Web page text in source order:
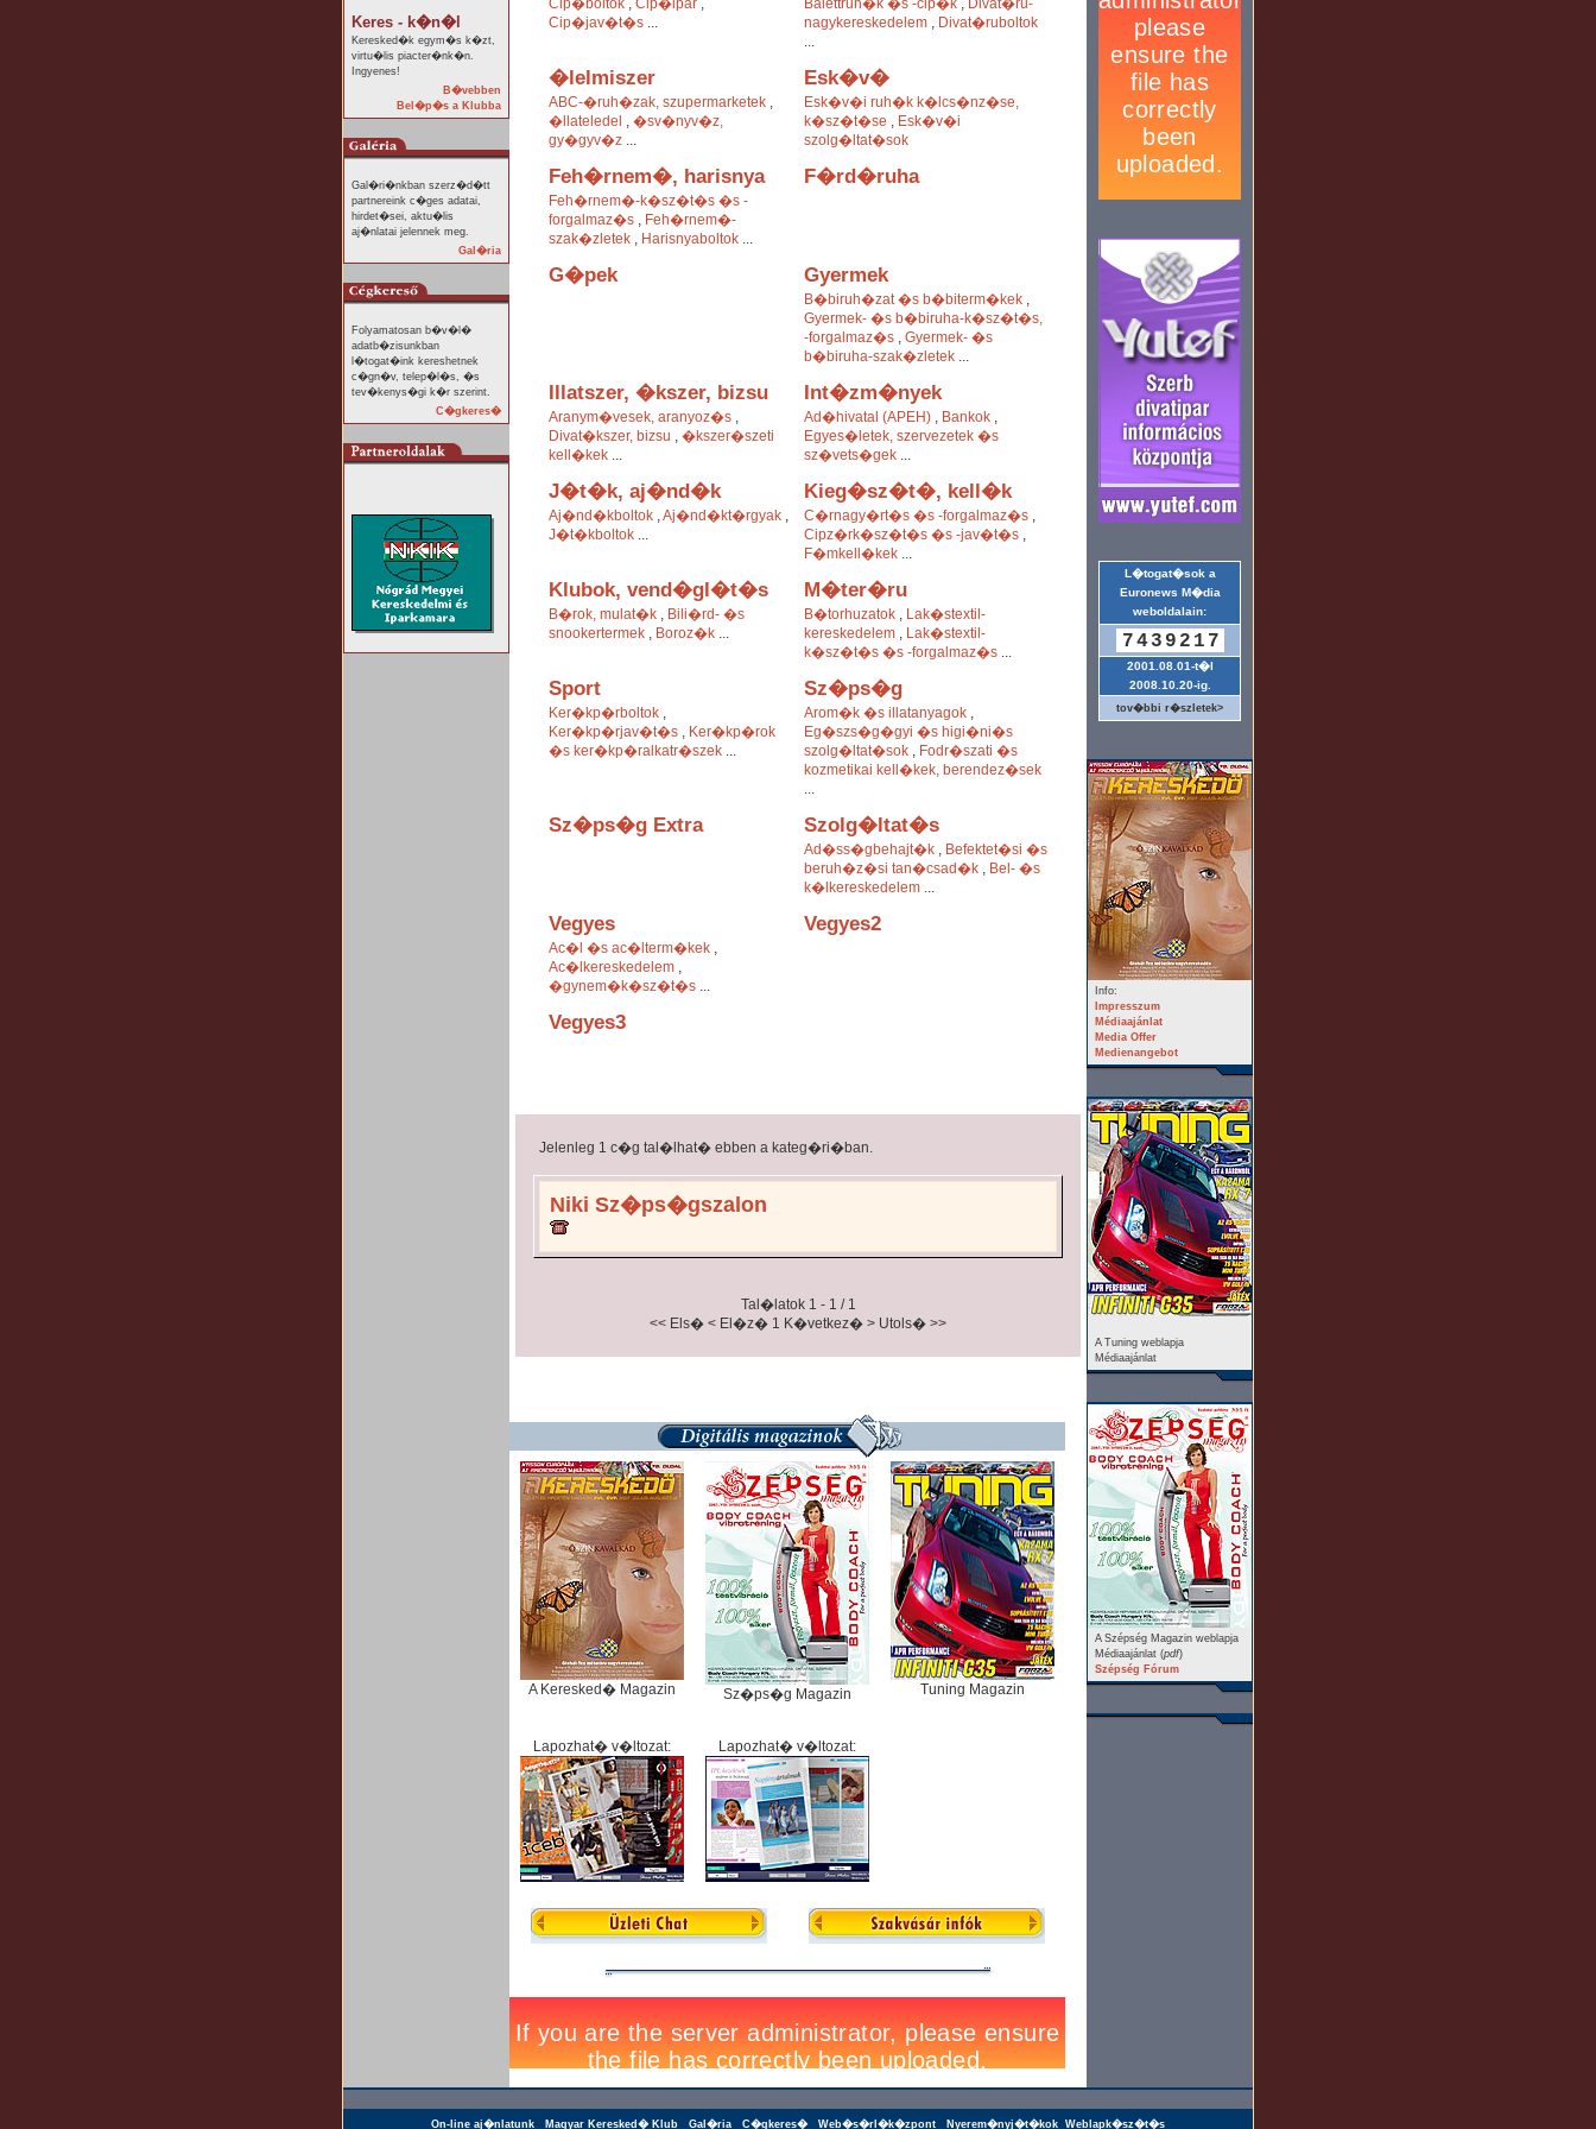
Keres - k�n�l
Keresked�k egym�s k�zt,
virtu�lis piacter�nk�n.
Ingyenes!
B�vebben
Bel�p�s a Klubba
Gal�ri�nkban szerz�d�tt
partnereink c�ges adatai,
hirdet�sei, aktu�lis
aj�nlatai jelennek meg.
Gal�ria
Folyamatosan b�v�l�
adatb�zisunkban
l�togat�ink kereshetnek
c�gn�v, telep�l�s, �s
tev�kenys�gi k�r szerint.
C�gkeres�
Cip�boltok , Cip�ipar ,
Cip�jav�t�s ...
Balettruh�k �s -cip�k , Divat�ru-
nagykereskedelem , Divat�ruboltok
...
�lelmiszer
ABC-�ruh�zak, szupermarketek ,
�llateledel , �sv�nyv�z,
gy�gyv�z ...
Esk�v�
Esk�v�i ruh�k k�lcs�nz�se,
k�sz�t�se , Esk�v�i
szolg�ltat�sok
Feh�rnem�, harisnya
Feh�rnem�-k�sz�t�s �s -
forgalmaz�s , Feh�rnem�-
szak�zletek , Harisnyaboltok ...
F�rd�ruha
G�pek Gyermek
B�biruh�zat �s b�biterm�kek ,
Gyermek- �s b�biruha-k�sz�t�s,
-forgalmaz�s , Gyermek- �s
b�biruha-szak�zletek ...
Illatszer, �kszer, bizsu
Aranym�vesek, aranyoz�s ,
Divat�kszer, bizsu , �kszer�szeti
kell�kek ...
Int�zm�nyek
Ad�hivatal (APEH) , Bankok ,
Egyes�letek, szervezetek �s
sz�vets�gek ...
J�t�k, aj�nd�k
Aj�nd�kboltok ,Aj�nd�kt�rgyak ,
J�t�kboltok ...
Kieg�sz�t�, kell�k
C�rnagy�rt�s �s -forgalmaz�s ,
Cipz�rk�sz�t�s �s -jav�t�s ,
F�mkell�kek ...
Klubok, vend�gl�t�s
B�rok, mulat�k , Bili�rd- �s
snookertermek , Boroz�k ...
M�ter�ru
B�torhuzatok , Lak�stextil-
kereskedelem , Lak�stextil-
k�sz�t�s �s -forgalmaz�s ...
Sport
Ker�kp�rboltok ,
Ker�kp�rjav�t�s , Ker�kp�rok
�s ker�kp�ralkatr�szek ...
Sz�ps�g
Arom�k �s illatanyagok ,
Eg�szs�g�gyi �s higi�ni�s
szolg�ltat�sok , Fodr�szati �s
kozmetikai kell�kek, berendez�sek
...
Sz�ps�g Extra Szolg�ltat�s
Ad�ss�gbehajt�k , Befektet�si �s
beruh�z�si tan�csad�k , Bel- �s
k�lkereskedelem ...
Vegyes
Ac�l �s ac�lterm�kek ,
Ac�lkereskedelem ,
�gynem�k�sz�t�s ...
Vegyes2
Vegyes3
Jelenleg 1 c�g tal�lhat� ebben a kateg�ri�ban.
Niki Sz�ps�gszalon
Tal�latok 1 - 1 / 1
<< Els� < El�z� 1 K�vetkez� > Utols� >>
A Keresked� Magazin Sz�ps�g Magazin Tuning Magazin
Lapozhat� v�ltozat: Lapozhat� v�ltozat:
L�togat�sok a
Euronews M�dia
weboldalain:
7439217
2001.08.01-t�l
2008.10.20-ig.
tov�bbi r�szletek>
Info:
Impresszum
Médiaajánlat
Media Offer
Medienangebot
A Tuning weblapja
Médiaajánlat
A Szépség Magazin weblapja
Médiaajánlat (pdf)
Szépség Fórum
On-line aj�nlatunk Magyar Keresked� Klub Gal�ria C�gkeres� Web�s�rl�k�zpont Nyerem�nyj�t�kok Weblapk�sz�t�s